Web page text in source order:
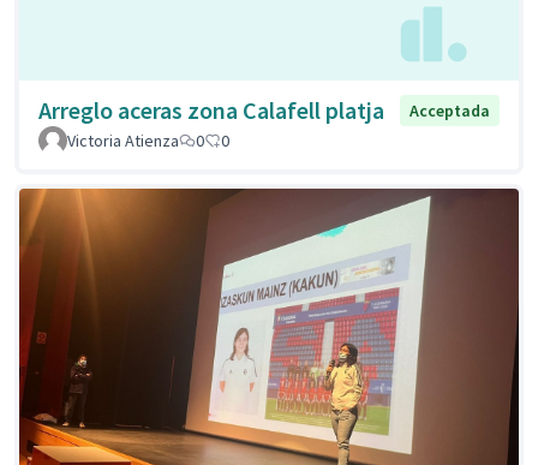
Arreglo aceras zona Calafell platja
Acceptada
Victoria Atienza
0 0